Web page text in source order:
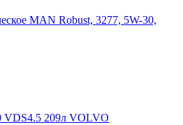
MAN Robust, 3277, 5W-30,